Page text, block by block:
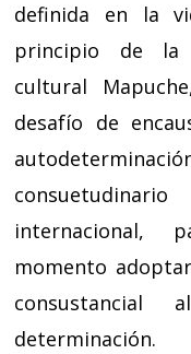
definida en la
principio de la
cultural
desafío de
internacional,
momento
determinación.